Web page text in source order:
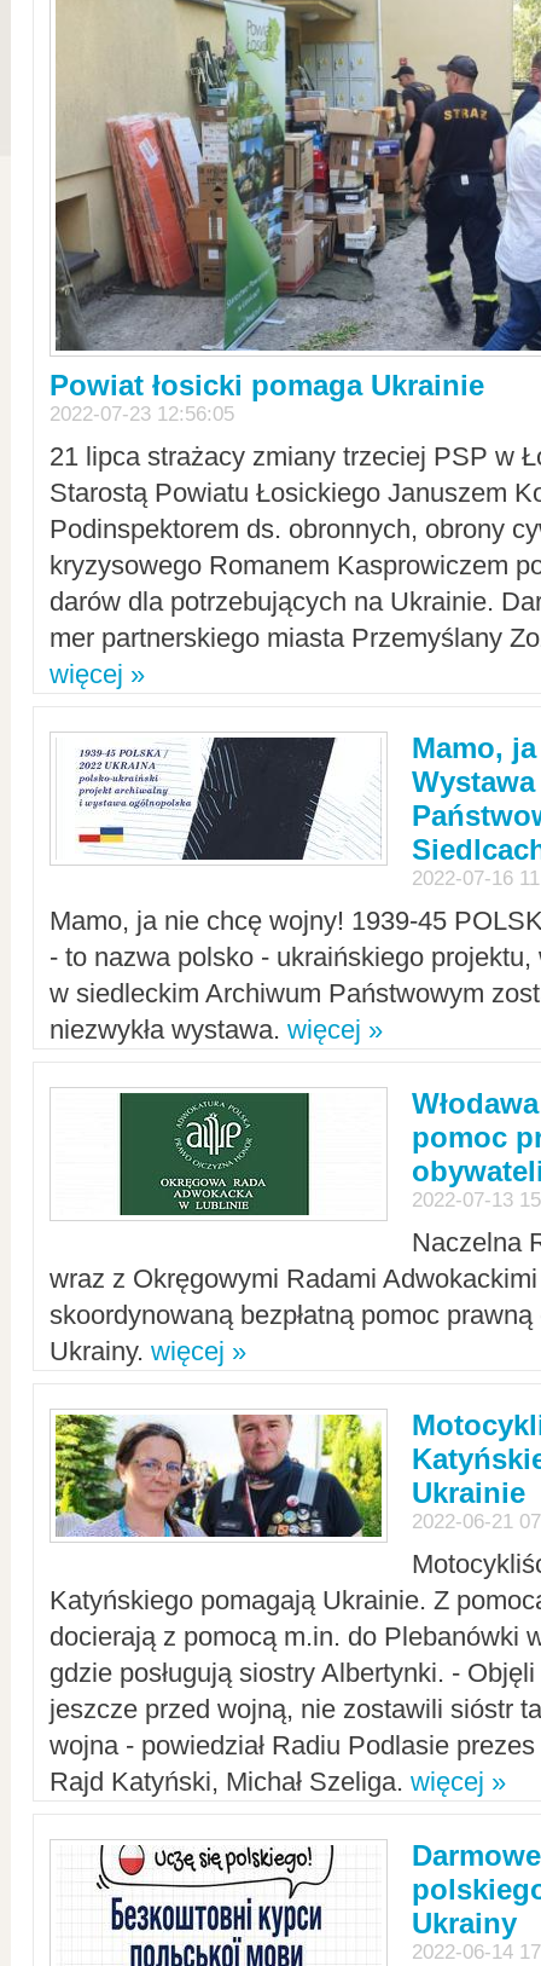
Powiat łosicki pomaga Ukrainie
2022-07-23 12:56:05
21 lipca strażacy zmiany trzeciej PSP w
Starostą Powiatu Łosickiego Januszem
Podinspektorem ds. obronnych, obrony
kryzysowego Romanem Kasprowiczem
darów dla potrzebujących na Ukrainie.
mer partnerskiego miasta Przemyślany
więcej »
Mamo,
2022-07-16
Mamo, ja nie chcę wojny! 1939-45
- to nazwa polsko - ukraińskiego
w siedleckim Archiwum Państwowym
niezwykła wystawa. więcej »
pomoc
2022-07-13
Naczelna
wraz z Okręgowymi Radami Adwokackimi
skoordynowaną bezpłatną pomoc
Ukrainy. więcej »
Ukrainie
2022-06-21
Katyńskiego pomagają Ukrainie. Z
docierają z pomocą m.in. do Plebanówki
gdzie posługują siostry Albertynki. -
jeszcze przed wojną, nie zostawili sióstr
wojna - powiedział Radiu Podlasie
Rajd Katyński, Michał Szeliga. więcej »
Ukrainy
2022-06-14